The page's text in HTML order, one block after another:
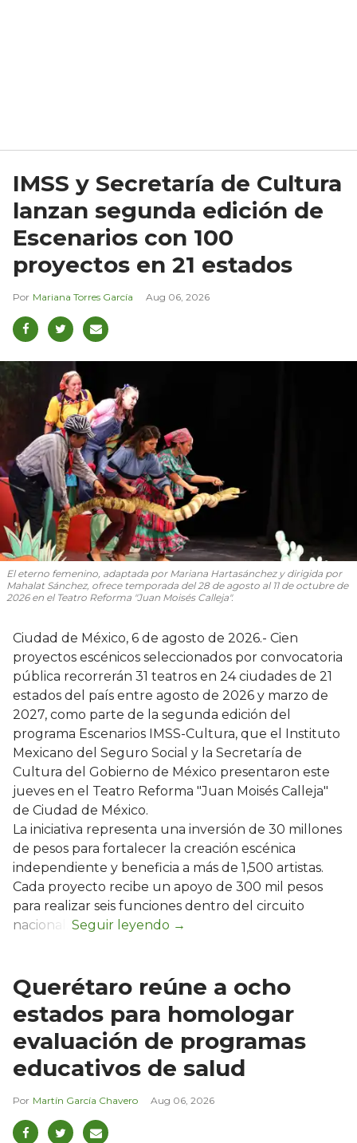
IMSS y Secretaría de Cultura
lanzan segunda edición de
Escenarios con 100
proyectos en 21 estados
Mariana Torres García Aug 06, 2026
El eterno femenino, adaptada por Mariana Hartasánchez y dirigida por
Mahalat Sánchez, ofrece temporada del 28 de agosto al 11 de octubre de
2026 en el Teatro Reforma "Juan Moisés Calleja".
Ciudad de México, 6 de agosto de 2026.- Cien
proyectos escénicos seleccionados por convocatoria
pública recorrerán 31 teatros en 24 ciudades de 21
estados del país entre agosto de 2026 y marzo de
2027, como parte de la segunda edición del
programa Escenarios IMSS-Cultura, que el Instituto
Mexicano del Seguro Social y la Secretaría de
Cultura del Gobierno de México presentaron este
jueves en el Teatro Reforma "Juan Moisés Calleja"
de Ciudad de México.
La iniciativa representa una inversión de 30 millones
de pesos para fortalecer la creación escénica
independiente y beneficia a más de 1,500 artistas.
Cada proyecto recibe un apoyo de 300 mil pesos
para realizar seis funciones dentro del circuito
nacional.
Querétaro reúne a ocho
estados para homologar
evaluación de programas
educativos de salud
Martín García Chavero Aug 06, 2026